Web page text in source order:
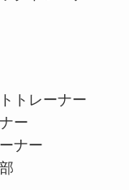
トレーナー
ー
ナー